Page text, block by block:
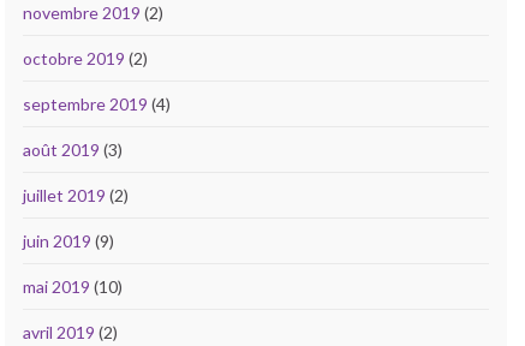
novembre 2019 (2)
octobre 2019 (2)
septembre 2019 (4)
août 2019 (3)
juillet 2019 (2)
juin 2019 (9)
mai 2019 (10)
avril 2019 (2)